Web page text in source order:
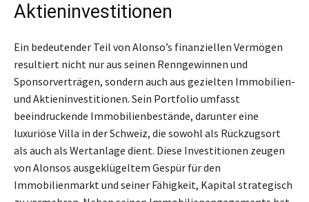
Aktieninvestitionen
Ein bedeutender Teil von Alonso’s finanziellen Vermögen
resultiert nicht nur aus seinen Renngewinnen und
Sponsorverträgen, sondern auch aus gezielten Immobilien-
und Aktieninvestitionen. Sein Portfolio umfasst
beeindruckende Immobilienbestände, darunter eine
luxuriöse Villa in der Schweiz, die sowohl als Rückzugsort
als auch als Wertanlage dient. Diese Investitionen zeugen
von Alonsos ausgeklügeltem Gespür für den
Immobilienmarkt und seiner Fähigkeit, Kapital strategisch